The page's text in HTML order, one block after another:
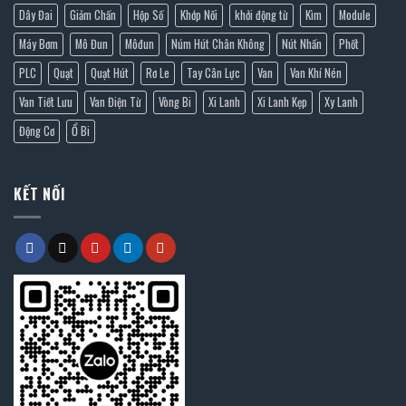
Dây Đai
Giảm Chấn Hộp Số Khớp Nối khởi động từ Kìm
Module
Máy Bơm
Mô Đun Môđun Núm Hút Chân Không Nút Nhấn
Phốt
PLC
Quạt Quạt Hút Rơ Le Tay Cân Lực Van
Van Khí Nén
Van Tiết Lưu
Van Điện Từ Vòng Bi Xi Lanh Xi Lanh Kẹp
Xy Lanh
Động Cơ
Ổ Bi
KẾT NỐI